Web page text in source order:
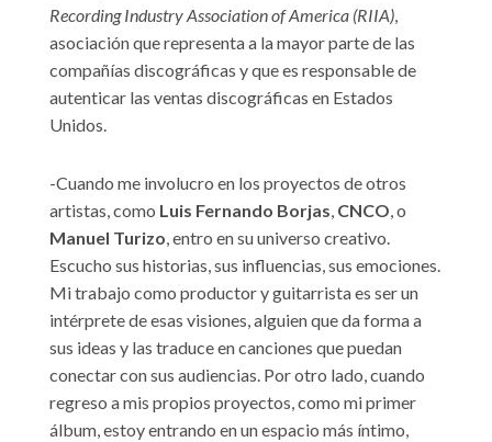
Recording Industry Association of America (RIIA),
asociación que representa a la mayor parte de las
compañías discográficas y que es responsable de
autenticar las ventas discográficas en Estados
Unidos.
-Cuando me involucro en los proyectos de otros
artistas, como Luis Fernando Borjas, CNCO, o
Manuel Turizo, entro en su universo creativo.
Escucho sus historias, sus influencias, sus emociones.
Mi trabajo como productor y guitarrista es ser un
intérprete de esas visiones, alguien que da forma a
sus ideas y las traduce en canciones que puedan
conectar con sus audiencias. Por otro lado, cuando
regreso a mis propios proyectos, como mi primer
álbum, estoy entrando en un espacio más íntimo,